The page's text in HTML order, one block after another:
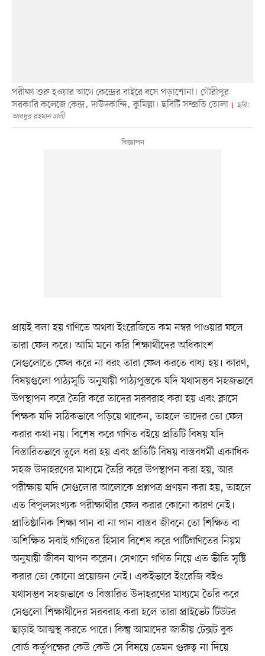
পরীক্ষা শুরু হওয়ার আগে কেন্দ্রের বাইরে বসে পড়াশোনা। গৌরীপুর
সরকারি কলেজে কেন্দ্র, দাউদকান্দি, কুমিল্লা। ছবিটি সম্প্রতি তোলা
ছবি:
আবদুর রহমান ঢালী
প্রায়ই বলা হয় গণিতে অথবা ইংরেজিতে কম নম্বর পাওয়ার ফলে
তারা ফেল করে। আমি মনে করি শিক্ষার্থীদের অধিকাংশ
সেগুলোতে ফেল করে না বরং তারা ফেল করতে বাধ্য হয়। কারণ,
বিষয়গুলো পাঠ্যসূচি অনুযায়ী পাঠ্যপুস্তকে যদি যথাসম্ভব সহজভাবে
উপস্থাপন করে তৈরি করে তাদের সরবরাহ করা হয় এবং ক্লাসে
শিক্ষক যদি সঠিকভাবে পড়িয়ে থাকেন, তাহলে তাদের তো ফেল
করার কথা নয়। বিশেষ করে গণিত বইয়ে প্রতিটি বিষয় যদি
বিস্তারিতভাবে তুলে ধরা হয় এবং প্রতিটি বিষয় বাস্তবধর্মী একাধিক
সহজ উদাহরণের মাধ্যমে তৈরি করে উপস্থাপন করা হয়, আর
পরীক্ষায় যদি সেগুলোর আলোকে প্রশ্নপত্র প্রণয়ন করা হয়, তাহলে
এত বিপুলসংখ্যক পরীক্ষার্থীর ফেল করার কোনো কারণ নেই।
প্রাতিষ্ঠানিক শিক্ষা পান বা না পান বাস্তব জীবনে তো শিক্ষিত বা
অশিক্ষিত সবাই গণিতের হিসাব বিশেষ করে পাটিগণিতের নিয়ম
অনুযায়ী জীবন যাপন করেন। সেখানে গণিত নিয়ে এত ভীতি সৃষ্টি
করার তো কোনো প্রয়োজন নেই। একইভাবে ইংরেজি বইও
যথাসম্ভব সহজভাবে ও বিস্তারিত উদাহরণের মাধ্যমে তৈরি করে
সেগুলো শিক্ষার্থীদের সরবরাহ করা হলে তারা প্রাইভেট টিউটর
ছাড়াই আত্মস্থ করতে পারে। কিন্তু আমাদের জাতীয় টেক্সট বুক
বোর্ড কর্তৃপক্ষের কেউ কেউ সে বিষয়ে তেমন গুরুত্ব না দিয়ে